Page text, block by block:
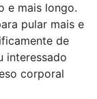
e mais longo.
pular mais e
de
interessado
corporal